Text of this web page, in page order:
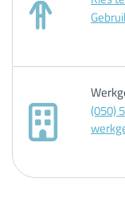
(050)